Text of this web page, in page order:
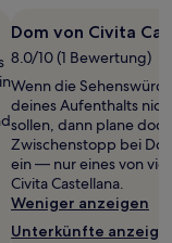
Dom von Civita
8.0/10 (1 Bewertung)
Wenn die
deines Aufenthalts
sollen, dann plane
Zwischenstopp bei
ein — nur eines von
Civita Castellana.
Weniger anzeigen
Unterkünfte